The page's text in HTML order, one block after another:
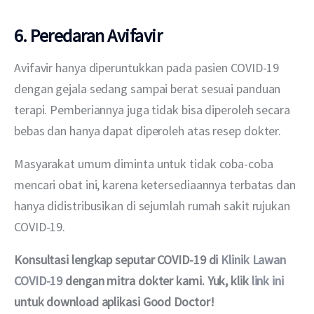
6. Peredaran Avifavir
Avifavir hanya diperuntukkan pada pasien COVID-19
dengan gejala sedang sampai berat sesuai panduan
terapi. Pemberiannya juga tidak bisa diperoleh secara
bebas dan hanya dapat diperoleh atas resep dokter.
Masyarakat umum diminta untuk tidak coba-coba
mencari obat ini, karena ketersediaannya terbatas dan
hanya didistribusikan di sejumlah rumah sakit rujukan
COVID-19.
Konsultasi lengkap seputar COVID-19 di Klinik Lawan
COVID-19 dengan mitra dokter kami. Yuk, klik link ini
untuk download aplikasi Good Doctor!